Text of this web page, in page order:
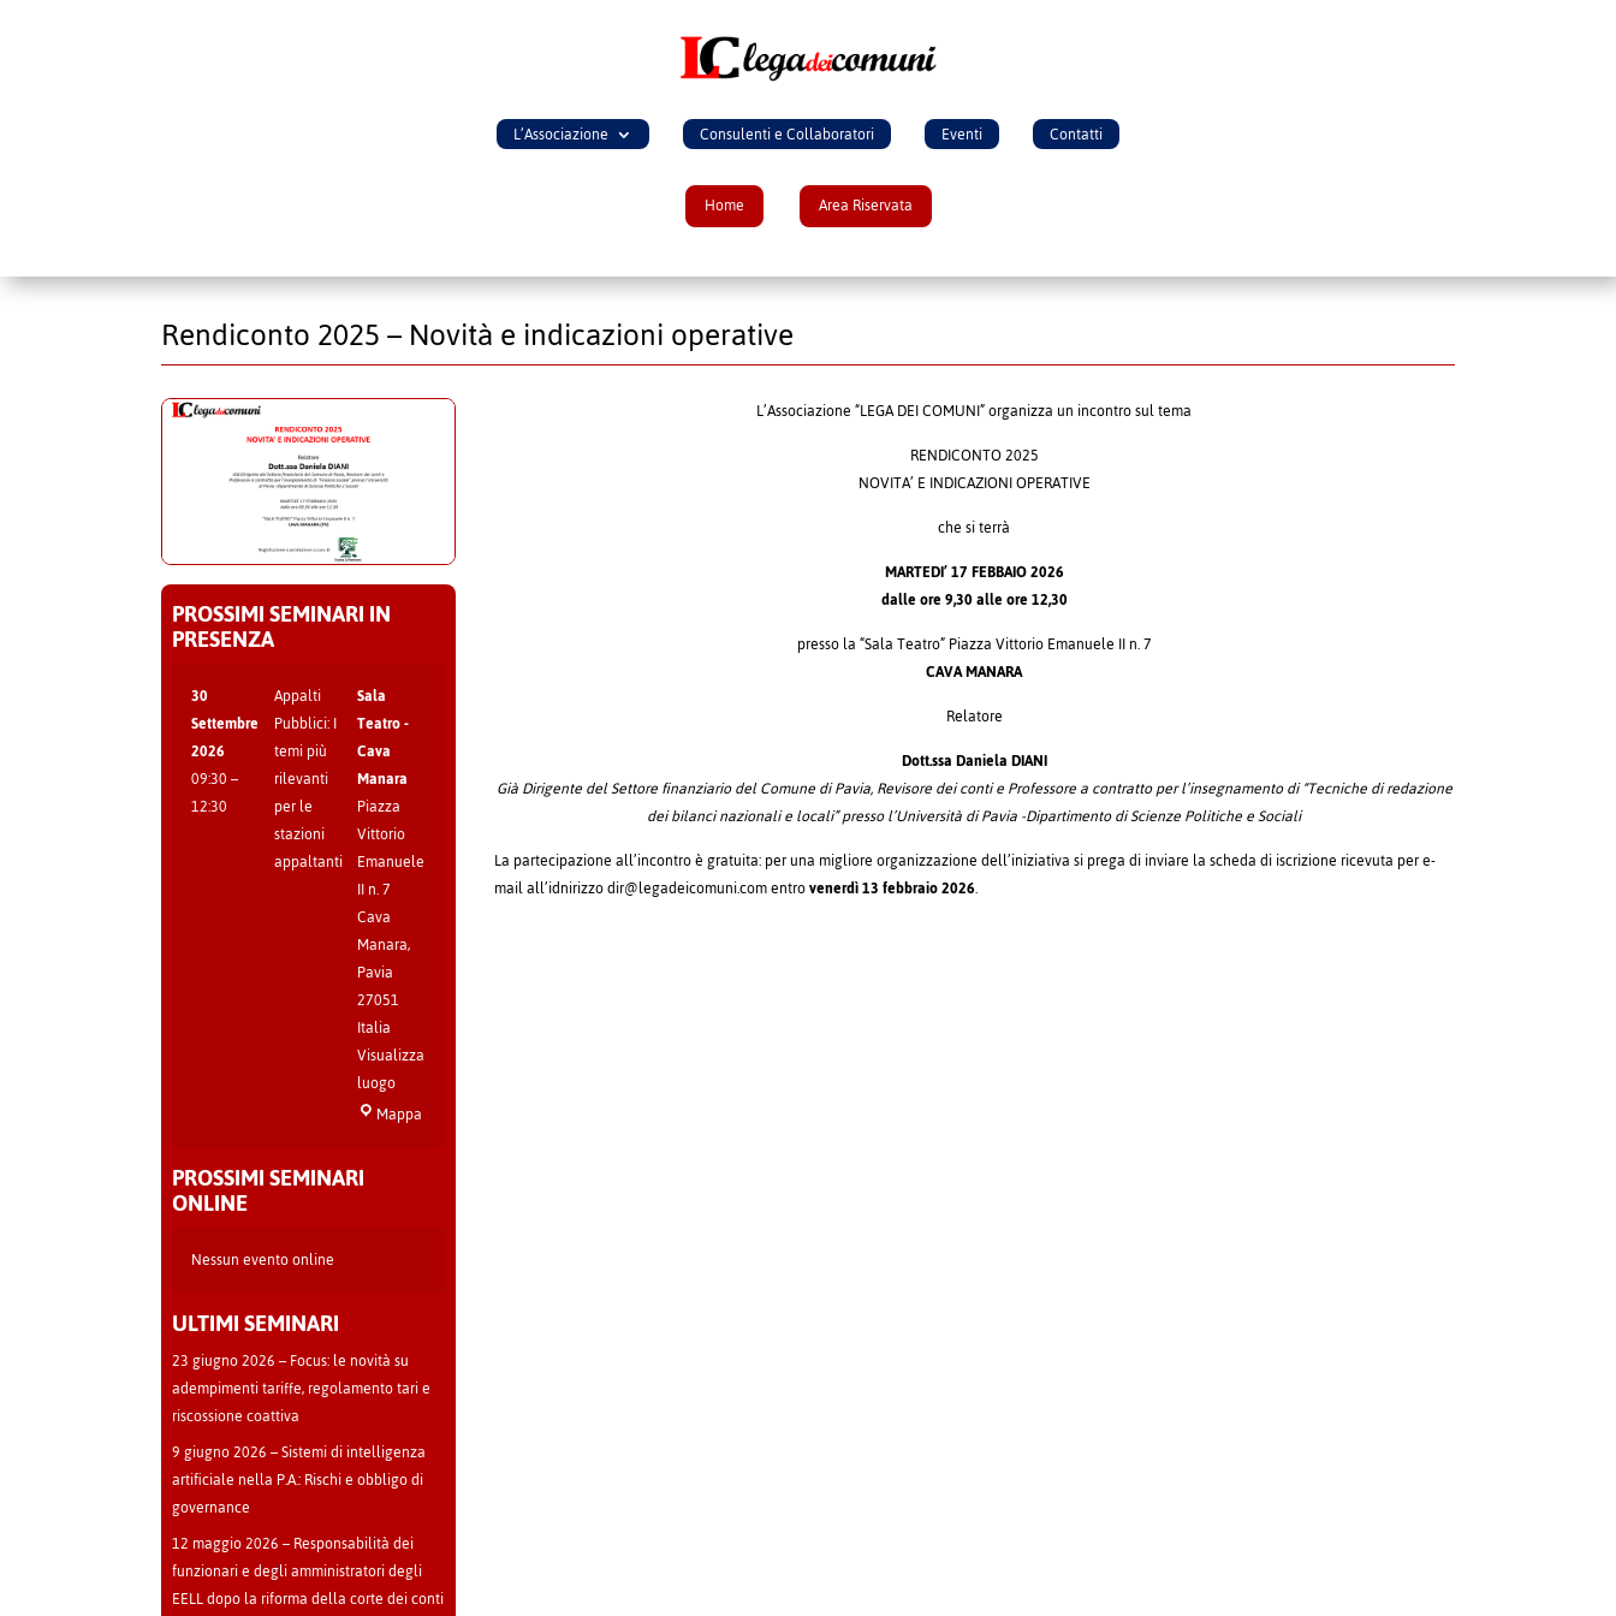
L’Associazione Consulenti e Collaboratori Eventi Contatti
Home Area Riservata
Rendiconto 2025 – Novità e indicazioni operative
PROSSIMI SEMINARI IN
PRESENZA
30
Settembre
2026
09:30–
12:30
Appalti
Pubblici: I
temi più
rilevanti
per le
stazioni
appaltanti
Sala
Teatro -
Cava
Manara
Piazza
Vittorio
Emanuele
II n. 7
Cava
Manara,
Pavia
27051
Italia
Visualizza
luogo
MappaSala
PROSSIMI SEMINARI
ONLINE
Nessun evento online
ULTIMI SEMINARI
23 giugno 2026 – Focus: le novità su
adempimenti tariffe, regolamento tari e
riscossione coattiva
9 giugno 2026 – Sistemi di intelligenza
artificiale nella P.A.: Rischi e obbligo di
governance
12 maggio 2026 – Responsabilità dei
funzionari e degli amministratori degli
EELL dopo la riforma della corte dei conti
L’Associazione “LEGA DEI COMUNI” organizza un incontro sul tema
RENDICONTO 2025
NOVITA’ E INDICAZIONI OPERATIVE
che si terrà
MARTEDI’ 17 FEBBAIO 2026
dalle ore 9,30 alle ore 12,30
presso la “Sala Teatro” Piazza Vittorio Emanuele II n. 7
CAVA MANARA
Relatore
Dott.ssa Daniela DIANI
Già Dirigente del Settore finanziario del Comune di Pavia, Revisore dei conti e Professore a contratto per l’insegnamento di “Tecniche di redazione
dei bilanci nazionali e locali” presso l’Università di Pavia -Dipartimento di Scienze Politiche e Sociali
La partecipazione all’incontro è gratuita: per una migliore organizzazione dell’iniziativa si prega di inviare la scheda di iscrizione ricevuta per e-
mail all’idnirizzo dir@legadeicomuni.com entrovenerdì 13 febbraio 2026.